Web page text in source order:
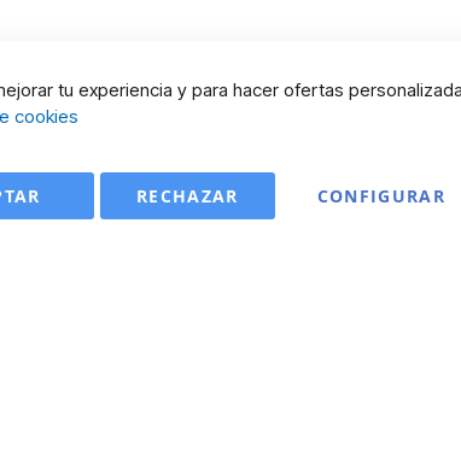
tu experiencia y para hacer ofertas
cookies
CONFIGURAR
RECHAZAR